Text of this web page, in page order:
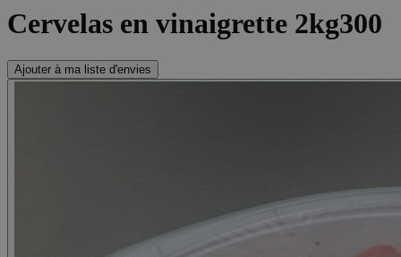
Cervelas en vinaigrette 2kg300
Ajouter à ma liste d'envies